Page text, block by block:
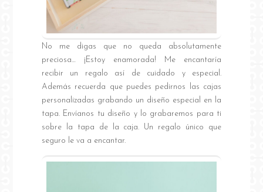
No me digas que no queda absolutamente
preciosa… ¡Estoy enamorada! Me encantaría
recibir un regalo así de cuidado y especial.
Además recuerda que puedes pedirnos las cajas
personalizadas grabando un diseño especial en la
tapa. Envíanos tu diseño y lo grabaremos para ti
sobre la tapa de la caja. Un regalo único que
seguro le va a encantar.